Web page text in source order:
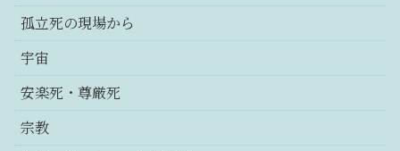
孤立死の現場から
宇宙
安楽死・尊厳死
宗教